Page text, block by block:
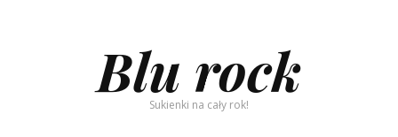
Blu rock
Sukienki na cały rok!